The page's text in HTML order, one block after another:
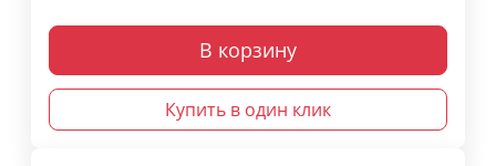
В корзину
Купить в один клик